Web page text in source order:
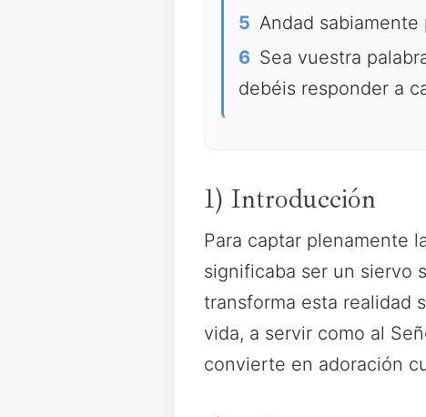
5 Andad
6 Sea vuestra
debéis responder a
1) Introducción
Para captar plenamente
significaba ser un siervo
transforma esta realidad
vida, a servir como al
convierte en adoración